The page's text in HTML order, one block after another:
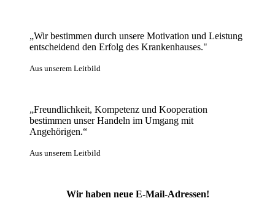
„Wir bestimmen durch unsere Motivation und Leistung
entscheidend den Erfolg des Krankenhauses."
Aus unserem Leitbild
„Freundlichkeit, Kompetenz und Kooperation
bestimmen unser Handeln im Umgang mit
Angehörigen.“
Aus unserem Leitbild
Wir haben neue E-Mail-Adressen!